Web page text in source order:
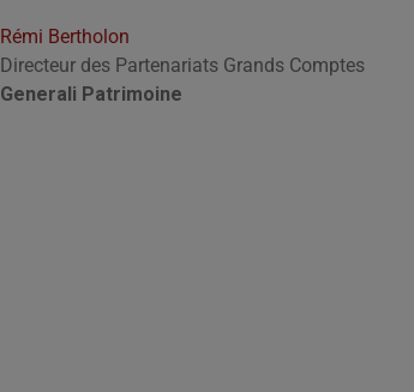
Rémi Bertholon
Directeur des Partenariats Grands Comptes
Generali Patrimoine